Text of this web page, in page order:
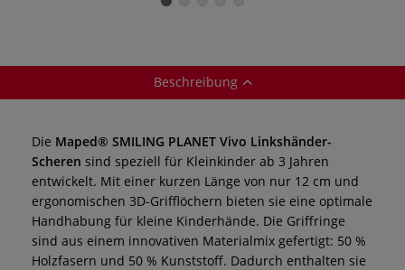
Beschreibung
Die Maped® SMILING PLANET Vivo Linkshänder-
Scheren sind speziell für Kleinkinder ab 3 Jahren
entwickelt. Mit einer kurzen Länge von nur 12 cm und
ergonomischen 3D-Grifflöchern bieten sie eine optimale
Handhabung für kleine Kinderhände. Die Griffringe
sind aus einem innovativen Materialmix gefertigt: 50 %
Holzfasern und 50 % Kunststoff. Dadurch enthalten sie